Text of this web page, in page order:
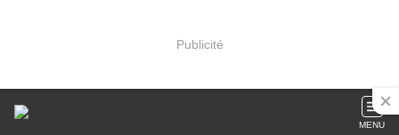
Publicité
MENU